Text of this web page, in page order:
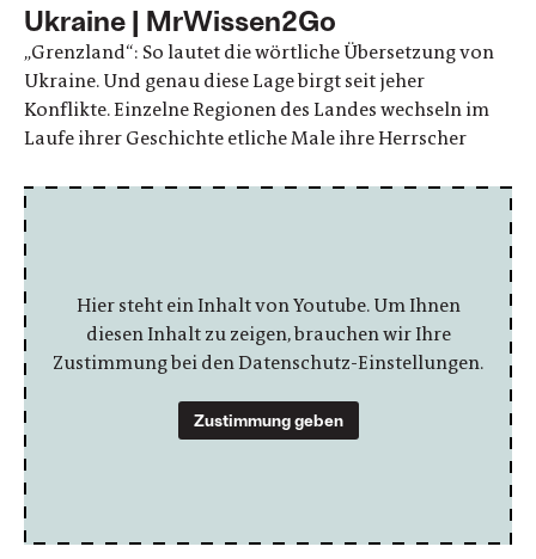
Ukraine | MrWissen2Go
„Grenzland“: So lautet die wörtliche Übersetzung von
Ukraine. Und genau diese Lage birgt seit jeher
Konflikte. Einzelne Regionen des Landes wechseln im
Laufe ihrer Geschichte etliche Male ihre Herrscher
Hier steht ein Inhalt von Youtube. Um Ihnen
diesen Inhalt zu zeigen, brauchen wir Ihre
Zustimmung bei den Datenschutz-Einstellungen.
Zustimmung geben